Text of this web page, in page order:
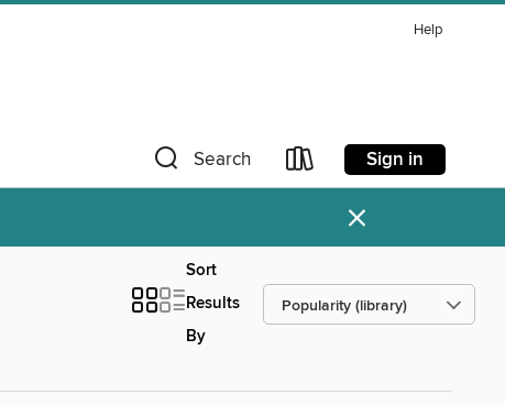
Help
Search Sign in
×
Sort
Results
By